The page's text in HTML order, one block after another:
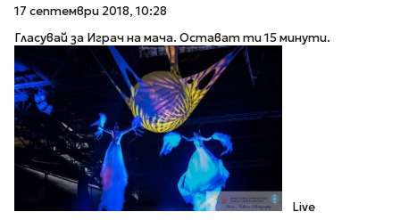
17 септември 2018, 10:28
Гласувай за Играч на мача. Остават ти 15 минути.
Live